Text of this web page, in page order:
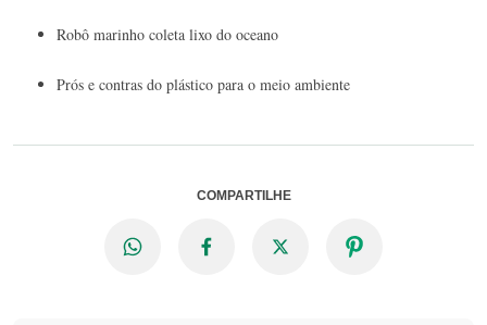
Robô marinho coleta lixo do oceano
Prós e contras do plástico para o meio ambiente
COMPARTILHE